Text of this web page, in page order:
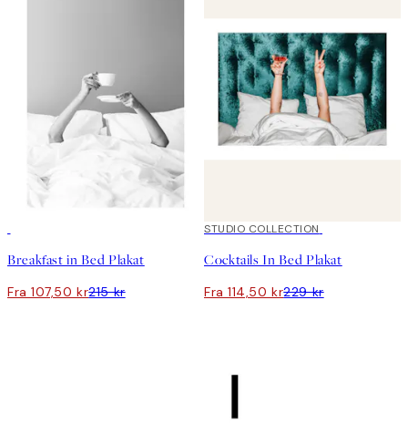
Breakfast in Bed Plakat
Fra 107,50 kr215 kr
50%*
STUDIO COLLECTION
Cocktails In Bed Plakat
Fra 114,50 kr229 kr